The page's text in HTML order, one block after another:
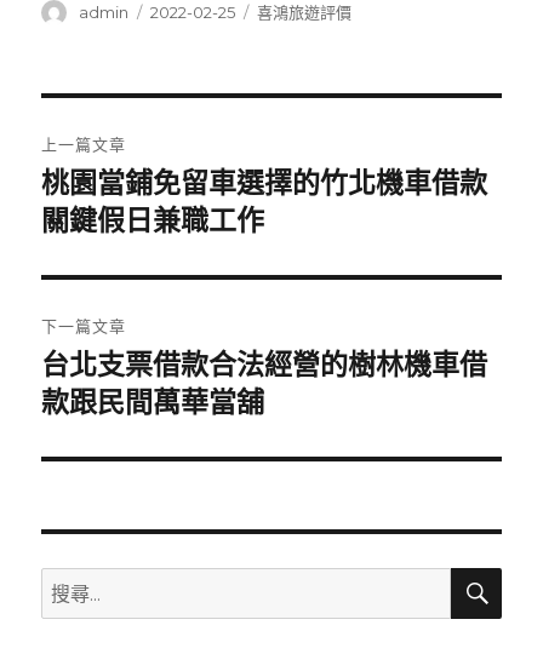
作
admin
發
2022-02-25
分
喜鴻旅遊評價
章
導
覽
上一篇文章
上
一
文
章:
桃園當鋪免留車選擇的竹北機車借款
關鍵假日兼職工作
下一篇文章
下
一
文
台北支票借款合法經營的樹林機車借
款跟民間萬華當舖
搜
尋
搜